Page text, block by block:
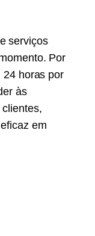
serviços
Por
24 horas por
às
em